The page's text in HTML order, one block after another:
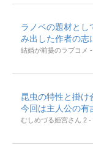
ラノベの題材とし
み出した作者の志
結婚が前提のラブコメ
昆虫の特性と掛け
今回は主人公の有
むしめづる姫宮さん 2